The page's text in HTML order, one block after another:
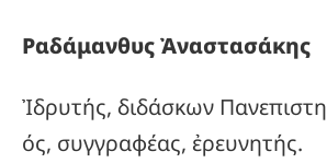
ΡαδάμανθυςἈναστασάκης
Ἰδρυτής, διδάσκων
ός, συγγραφέας, ἐρευνητής.